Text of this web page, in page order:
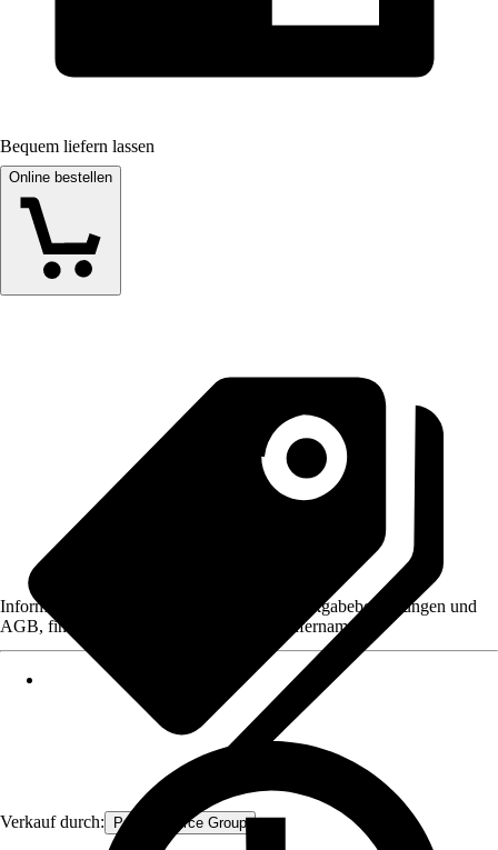
Bequem liefern lassen
Online bestellen
Verkauf durch: Procommerce Group
Informationen des Verkäufers, wie z. B. Rückgabebedingungen und
AGB, finden Sie bei Klick auf den Verkäufernamen.